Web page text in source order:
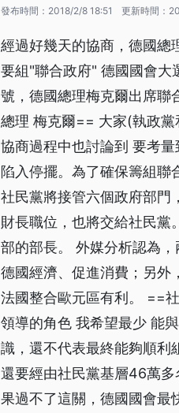
發布時間： 2018/2/8 18:51 更新時間：
經過好幾天的協商，德國總
要組"聯合政府" 德國國會大
號，德國總理梅克爾出席聯
總理 梅克爾== 大家(執政
協商過程中也討論到 要考
陷入停擺。為了確保籌組聯
社民黨將接管六個政府部門
財長職位，也將交給社民黨
部的部長。 外媒分析認為
德國經濟、促進消費；另外
法國整合歐元區有利。 ==
領導的角色 我希望最少 能
識，還不代表最終能夠順利
還要經由社民黨基層46萬
果過不了這關，德國國會最